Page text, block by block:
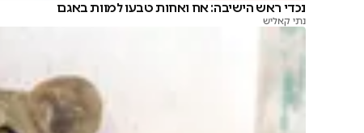
נכדי ראש הישיבה: אח ואחות טבעו למוות באגם
נתי קאליש